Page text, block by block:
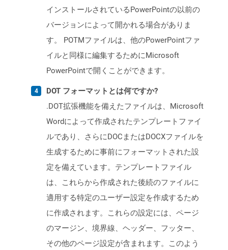
インストールされているPowerPointの以前の
バージョンによって開かれる場合がありま
す。 POTMファイルは、他のPowerPointファ
イルと同様に編集するためにMicrosoft
PowerPointで開くことができます。
DOT フォーマットとは何ですか?
.DOT拡張機能を備えたファイルは、Microsoft
Wordによって作成されたテンプレートファイ
ルであり、さらにDOCまたはDOCXファイルを
生成するために事前にフォーマットされた設
定を備えています。テンプレートファイル
は、これらから作成された後続のファイルに
適用する特定のユーザー設定を作成するため
に作成されます。これらの設定には、ページ
のマージン、境界線、ヘッダー、フッター、
その他のページ設定が含まれます。このよう